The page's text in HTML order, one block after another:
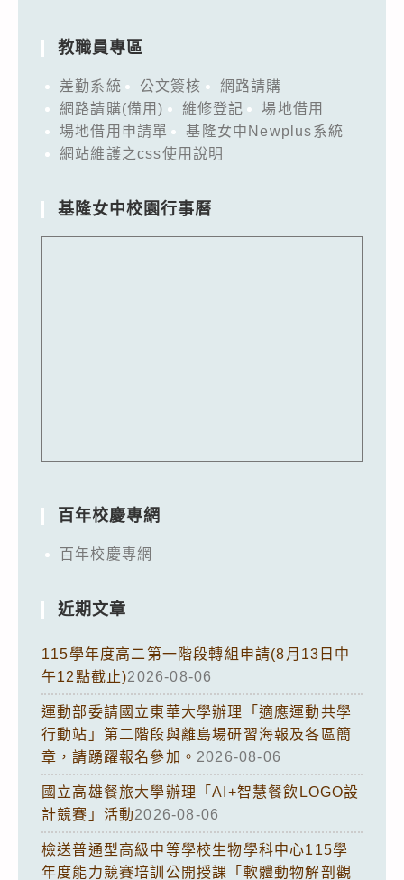
教職員專區
差勤系統 公文簽核
網路請購
網路請購(備用)
維修登記
場地借用
場地借用申請單
基隆女中Newplus系統
網站維護之css使用說明
基隆女中校園行事曆
百年校慶專網
百年校慶專網
近期文章
115學年度高二第一階段轉組申請(8月13日中
午12點截止)2026-08-06
運動部委請國立東華大學辦理「適應運動共學
行動站」第二階段與離島場研習海報及各區簡
章，請踴躍報名參加。 2026-08-06
國立高雄餐旅大學辦理「AI+智慧餐飲LOGO設
計競賽」活動2026-08-06
檢送普通型高級中等學校生物學科中心115學
年度能力競賽培訓公開授課「軟體動物解剖觀